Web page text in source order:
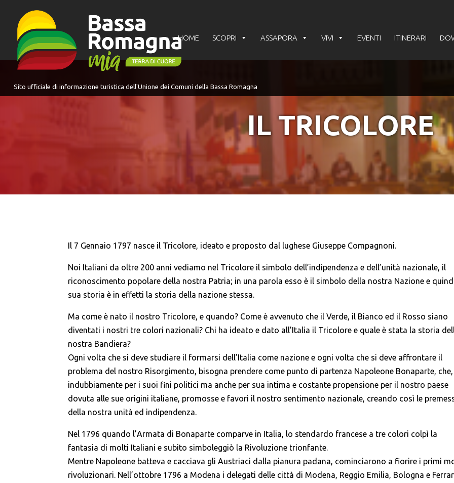
HOME SCOPRI ASSAPORA VIVI EVENTI ITINERARI
IL TRICOLORE
Il 7 Gennaio 1797 nasce il Tricolore, ideato e proposto dal lughese Giuseppe Compagnoni.
Noi Italiani da oltre 200 anni vediamo nel Tricolore il simbolo dell’indipendenza e dell’unità nazionale, il
riconoscimento popolare della nostra Patria; in una parola esso è il simbolo della nostra Nazione e
sua storia è in effetti la storia della nazione stessa.
Ma come è nato il nostro Tricolore, e quando? Come è avvenuto che il Verde, il Bianco ed il Rosso siano
diventati i nostri tre colori nazionali? Chi ha ideato e dato all’Italia il Tricolore e quale è stata la storia
nostra Bandiera?
Ogni volta che si deve studiare il formarsi dell’Italia come nazione e ogni volta che si deve affrontare il
problema del nostro Risorgimento, bisogna prendere come punto di partenza Napoleone Bonaparte, che,
indubbiamente per i suoi fini politici ma anche per sua intima e costante propensione per il nostro paese
dovuta alle sue origini italiane, promosse e favorì il nostro sentimento nazionale, creando così le
della nostra unità ed indipendenza.
Nel 1796 quando l’Armata di Bonaparte comparve in Italia, lo stendardo francese a tre colori colpì la
fantasia di molti Italiani e subito simboleggiò la Rivoluzione trionfante.
Mentre Napoleone batteva e cacciava gli Austriaci dalla pianura padana, cominciarono a fiorire i primi
rivoluzionari. Nell’ottobre 1796 a Modena i delegati delle città di Modena, Reggio Emilia, Bologna e